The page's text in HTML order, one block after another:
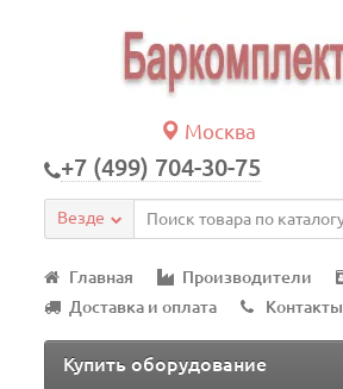
Москва
+7 (499) 704-30-75
Везде
Главная Производители
Доставка и оплата
Контакты
Купить оборудование